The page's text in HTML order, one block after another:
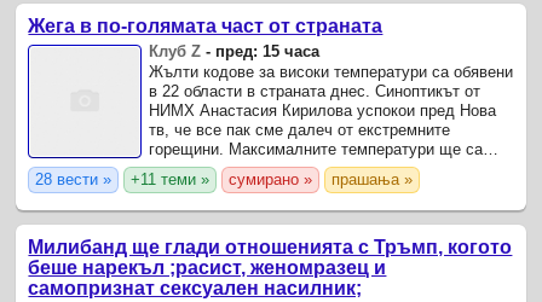
Жега в по-голямата част от страната
Клуб Z - пред: 15 часа
Жълти кодове за високи температури са обявени
в 22 области в страната днес. Синоптикът от
НИМХ Анастасия Кирилова успокои пред Нова
тв, че все пак сме далеч от екстремните
горещини. Максималните температури ще са
между 32 и 37 градуса.
28 вести » +11 теми » сумирано » прашања »
Милибанд ще глади отношенията с Тръмп, когото
беше нарекъл ;расист, женомразец и
самопризнат сексуален насилник;